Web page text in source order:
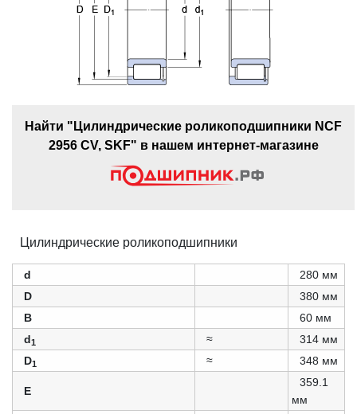
Найти "Цилиндрические роликоподшипники NCF
2956 CV, SKF" в нашем интернет-магазине
Цилиндрические роликоподшипники
d
280 мм
D
380 мм
B
60 мм
d1 ≈
314 мм
D1 ≈ 348 мм
E
359.1
мм